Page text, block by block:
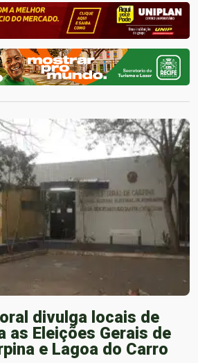
divulga locais de
as Eleições Gerais de
e Lagoa do Carro